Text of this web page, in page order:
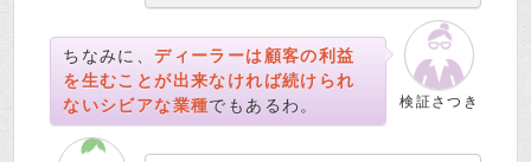
検証さつき
ちなみに、ディーラーは顧客の利益
を生むことが出来なければ続けられ
ないシビアな業種でもあるわ。